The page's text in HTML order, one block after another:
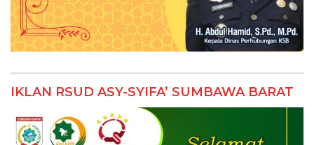
IKLAN RSUD ASY-SYIFA’ SUMBAWA BARAT